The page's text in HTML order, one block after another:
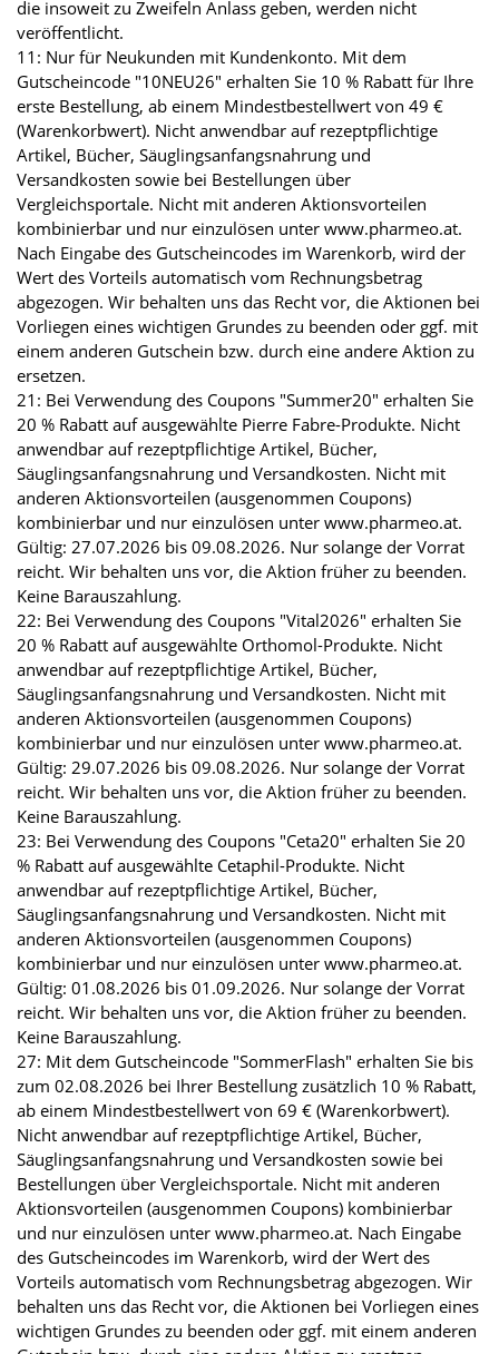
die insoweit zu Zweifeln Anlass geben, werden nicht
veröffentlicht.
11: Nur für Neukunden mit Kundenkonto. Mit dem
Gutscheincode "10NEU26" erhalten Sie 10 % Rabatt für Ihre
erste Bestellung, ab einem Mindestbestellwert von 49 €
(Warenkorbwert). Nicht anwendbar auf rezeptpflichtige
Artikel, Bücher, Säuglingsanfangsnahrung und
Versandkosten sowie bei Bestellungen über
Vergleichsportale. Nicht mit anderen Aktionsvorteilen
kombinierbar und nur einzulösen unter www.pharmeo.at.
Nach Eingabe des Gutscheincodes im Warenkorb, wird der
Wert des Vorteils automatisch vom Rechnungsbetrag
abgezogen. Wir behalten uns das Recht vor, die Aktionen bei
Vorliegen eines wichtigen Grundes zu beenden oder ggf. mit
einem anderen Gutschein bzw. durch eine andere Aktion zu
ersetzen.
21: Bei Verwendung des Coupons "Summer20" erhalten Sie
20 % Rabatt auf ausgewählte Pierre Fabre-Produkte. Nicht
anwendbar auf rezeptpflichtige Artikel, Bücher,
Säuglingsanfangsnahrung und Versandkosten. Nicht mit
anderen Aktionsvorteilen (ausgenommen Coupons)
kombinierbar und nur einzulösen unter www.pharmeo.at.
Gültig: 27.07.2026 bis 09.08.2026. Nur solange der Vorrat
reicht. Wir behalten uns vor, die Aktion früher zu beenden.
Keine Barauszahlung.
22: Bei Verwendung des Coupons "Vital2026" erhalten Sie
20 % Rabatt auf ausgewählte Orthomol-Produkte. Nicht
anwendbar auf rezeptpflichtige Artikel, Bücher,
Säuglingsanfangsnahrung und Versandkosten. Nicht mit
anderen Aktionsvorteilen (ausgenommen Coupons)
kombinierbar und nur einzulösen unter www.pharmeo.at.
Gültig: 29.07.2026 bis 09.08.2026. Nur solange der Vorrat
reicht. Wir behalten uns vor, die Aktion früher zu beenden.
Keine Barauszahlung.
23: Bei Verwendung des Coupons "Ceta20" erhalten Sie 20
% Rabatt auf ausgewählte Cetaphil-Produkte. Nicht
anwendbar auf rezeptpflichtige Artikel, Bücher,
Säuglingsanfangsnahrung und Versandkosten. Nicht mit
anderen Aktionsvorteilen (ausgenommen Coupons)
kombinierbar und nur einzulösen unter www.pharmeo.at.
Gültig: 01.08.2026 bis 01.09.2026. Nur solange der Vorrat
reicht. Wir behalten uns vor, die Aktion früher zu beenden.
Keine Barauszahlung.
27: Mit dem Gutscheincode "SommerFlash" erhalten Sie bis
zum 02.08.2026 bei Ihrer Bestellung zusätzlich 10 % Rabatt,
ab einem Mindestbestellwert von 69 € (Warenkorbwert).
Nicht anwendbar auf rezeptpflichtige Artikel, Bücher,
Säuglingsanfangsnahrung und Versandkosten sowie bei
Bestellungen über Vergleichsportale. Nicht mit anderen
Aktionsvorteilen (ausgenommen Coupons) kombinierbar
und nur einzulösen unter www.pharmeo.at. Nach Eingabe
des Gutscheincodes im Warenkorb, wird der Wert des
Vorteils automatisch vom Rechnungsbetrag abgezogen. Wir
behalten uns das Recht vor, die Aktionen bei Vorliegen eines
wichtigen Grundes zu beenden oder ggf. mit einem anderen